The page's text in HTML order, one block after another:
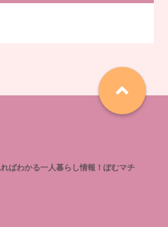
ばわかる一人暮らし情報！ぽむマチ